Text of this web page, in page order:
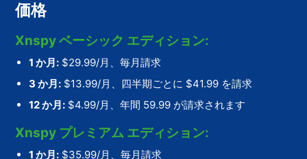
価格
Xnspy ベーシック エディション:
1 か月: $29.99/月、毎月請求
3 か月: $13.99/月、四半期ごとに $41.99 を請求
12 か月: $4.99/月、年間 59.99 が請求されます
Xnspy プレミアム エディション:
1 か月: $35.99/月、毎月請求